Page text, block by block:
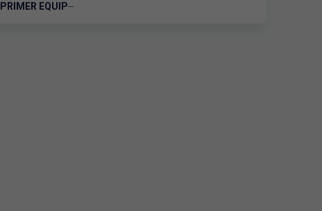
Espí
PRIMER EQUIP